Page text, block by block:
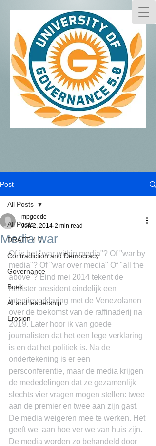
Post
All Posts
DRAFT 4.0
Contradiction and Democracy
Governance
Boek
AI and leadership
Erosion
All Posts
Media war
mpgoede
Jun 2, 2014 2 min read
Of is het "war within media"? Of "war by
media"? Of "war over media" Of "all the
above"? Eind mei 2014 tekent de
minister president eindelijk een
intentieverklaring met de Venezolanen
over de toekomst van de raffinaderij na
2019. Later hoor ik van goede
journalisten dat het een lege verklaring
is en dat het politiek is. Na de
ondertekening is er een
persconferentie, maar de media krijgen
de mededelingen dat ze gezamenlijk
slechts vier vragen mogen stellen: twee
aan de premier en twee aan zijn gast.
De media weigeren mee te werken. Het
geeft wel aan hoe ver we van huis zijn.
De media worden zo behandeld door